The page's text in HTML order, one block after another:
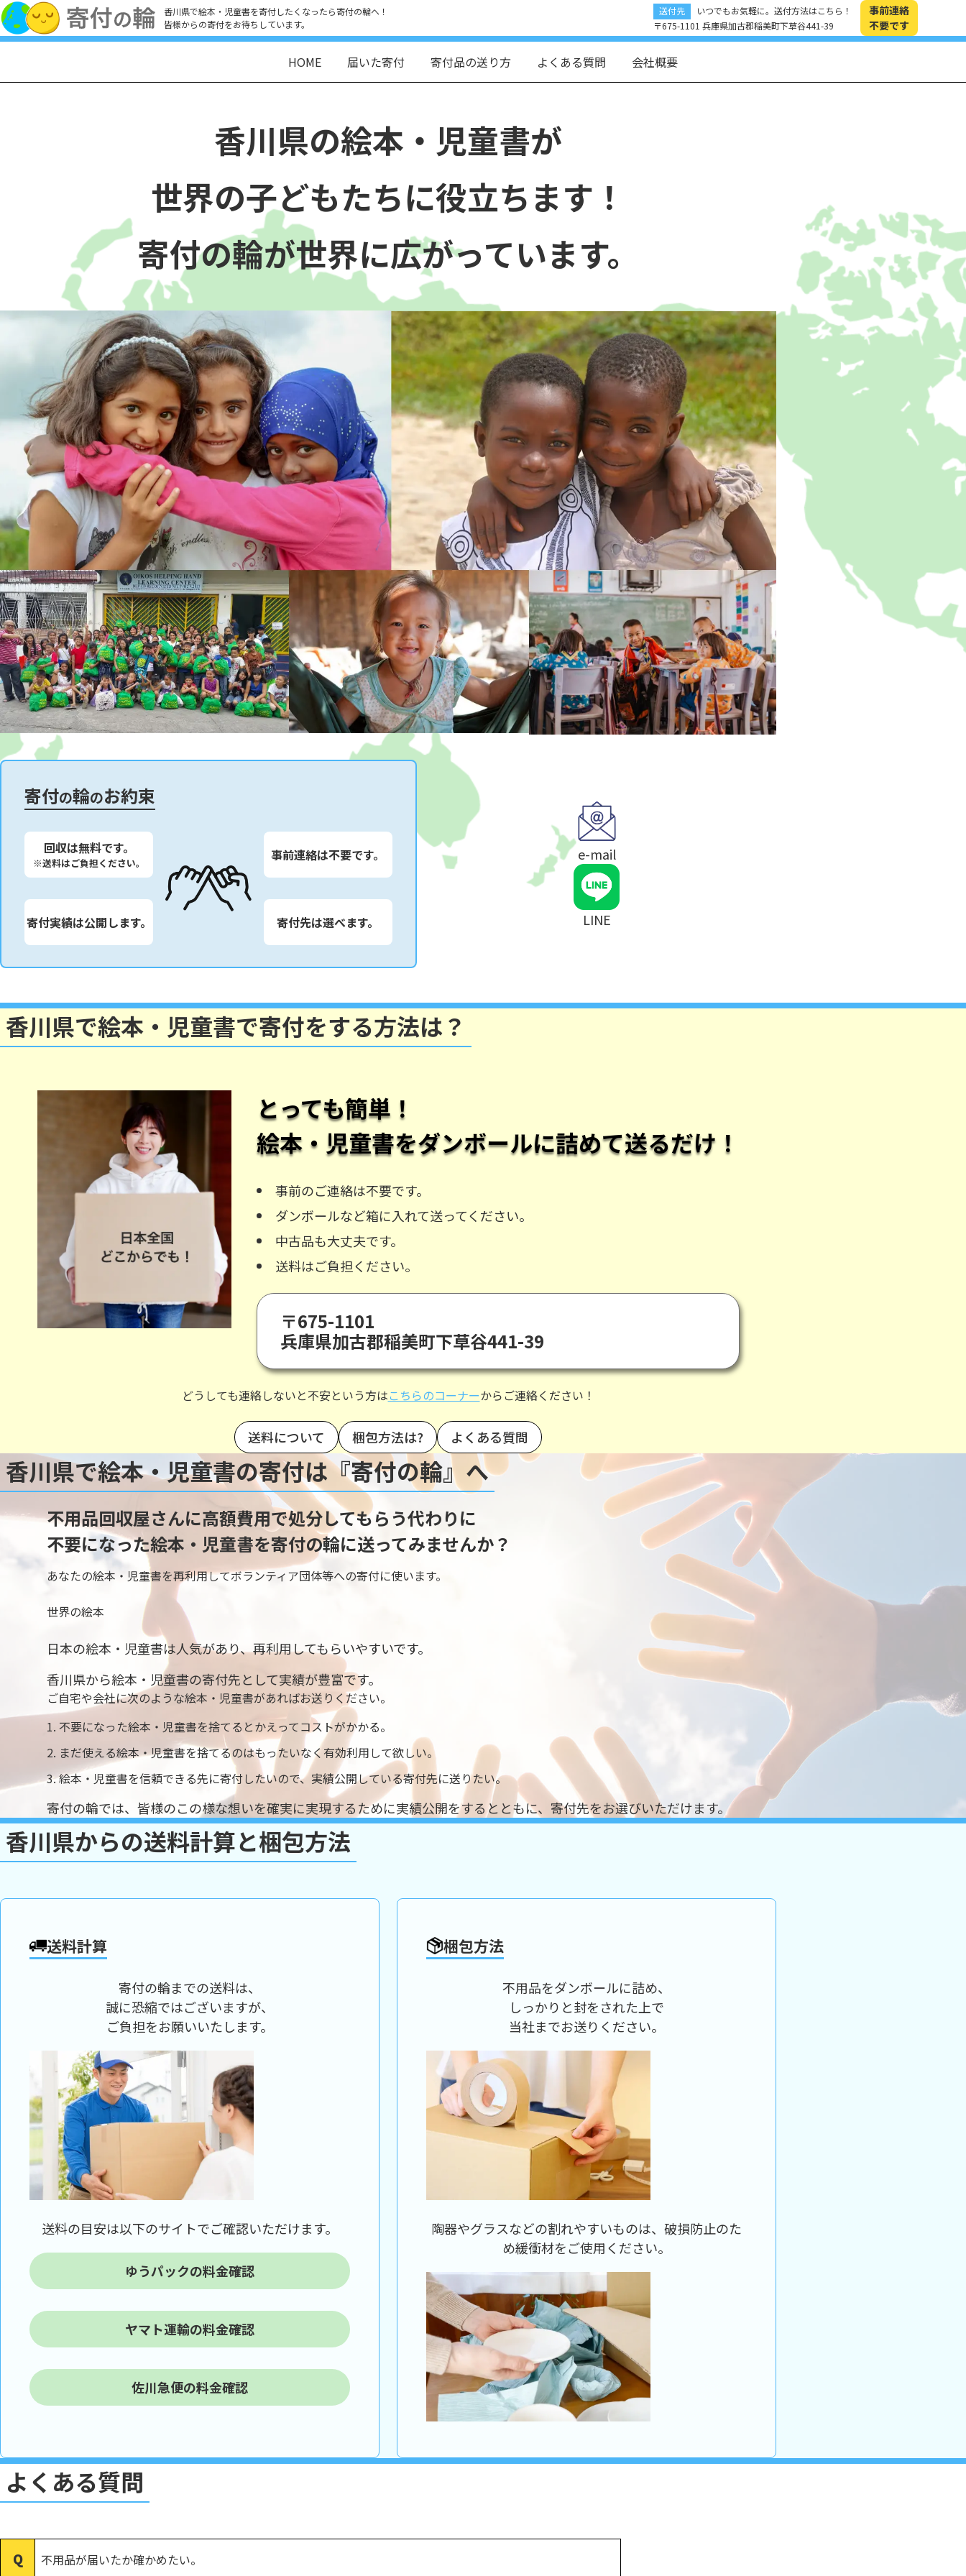
香川県で絵本・児童書を寄付したくなったら寄付の輪へ！
皆様からの寄付をお待ちしています。
送付先
いつでもお気軽に。送付方法はこちら！
〒675-1101 兵庫県加古郡稲美町下草谷441-39
事前連絡
不要です
HOME 届いた寄付 寄付品の送り方 よくある質問 会社概要
香川県の絵本・児童書が
世界の子どもたちに役立ちます！
寄付の輪が世界に広がっています。
寄付の輪のお約束
回収は無料です。
※送料はご負担ください。 事前連絡は不要です。
寄付実績は公開します。 寄付先は選べます。
e-mail
LINE
香川県で絵本・児童書で寄付をする方法は？
とっても簡単！
絵本・児童書をダンボールに詰めて送るだけ！
事前のご連絡は不要です。
ダンボールなど箱に入れて送ってください。
中古品も大丈夫です。
送料はご負担ください。
〒675-1101
兵庫県加古郡稲美町下草谷441-39
どうしても連絡しないと不安という方はこちらのコーナーからご連絡ください！
送料について 梱包方法は? よくある質問
香川県で絵本・児童書の寄付は『寄付の輪』へ
不用品回収屋さんに高額費用で処分してもらう代わりに
不要になった絵本・児童書を寄付の輪に送ってみませんか？
あなたの絵本・児童書を再利用してボランティア団体等への寄付に使います。
世界の絵本
日本の絵本・児童書は人気があり、再利用してもらいやすいです。
香川県から絵本・児童書の寄付先として実績が豊富です。
ご自宅や会社に次のような絵本・児童書があればお送りください。
不要になった絵本・児童書を捨てるとかえってコストがかかる。
まだ使える絵本・児童書を捨てるのはもったいなく有効利用して欲しい。
絵本・児童書を信頼できる先に寄付したいので、実績公開している寄付先に送りたい。
寄付の輪では、皆様のこの様な想いを確実に実現するために実績公開をするとともに、 寄付先をお選びいただけます。
香川県からの送料計算と梱包方法
送料計算
寄付の輪までの送料は、
誠に恐縮ではございますが、
ご負担をお願いいたします。
送料の目安は以下のサイトでご確認いただけます。
ゆうパックの料金確認
ヤマト運輸の料金確認
佐川急便の料金確認
梱包方法
不用品をダンボールに詰め、
しっかりと封をされた上で
当社までお送りください。
陶器やグラスなどの割れやすいものは、破損防止のた
め緩衝材をご使用ください。
よくある質問
不用品が届いたか確かめたい。